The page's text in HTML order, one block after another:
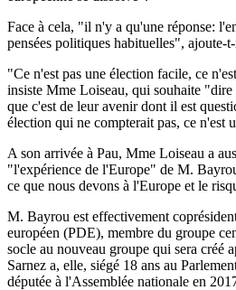
Face à cela, "il n'y a qu'une réponse:
pensées politiques habituelles", ajoute-
"Ce n'est pas une élection facile, ce
insiste Mme Loiseau, qui souhaite
que c'est de leur avenir dont il est
élection qui ne compterait pas, ce n'est
A son arrivée à Pau, Mme Loiseau a
"l'expérience de l'Europe" de M.
ce que nous devons à l'Europe et le
M. Bayrou est effectivement
européen (PDE), membre du groupe
socle au nouveau groupe qui sera créé
Sarnez a, elle, siégé 18 ans au
députée à l'Assemblée nationale en